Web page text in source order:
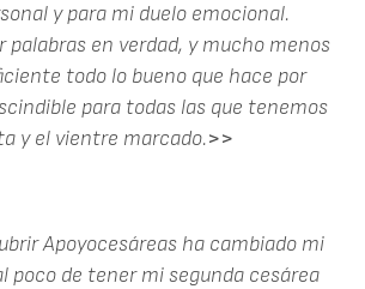
y para mi duelo emocional.
palabras en verdad, y mucho menos
todo lo bueno que hace por
para todas las que tenemos
y el vientre marcado.>>
Apoyocesáreas ha cambiado mi
poco de tener mi segunda cesárea